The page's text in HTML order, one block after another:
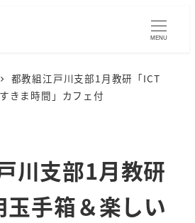
MENU
都教組江戸川支部1月教研「ICT
きま時間」カフェ付
川支部1月教研
玉手箱＆楽しい